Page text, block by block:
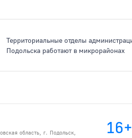
Территориальные отделы
Подольска работают в микрорайонах
область, г. Подольск,
16+